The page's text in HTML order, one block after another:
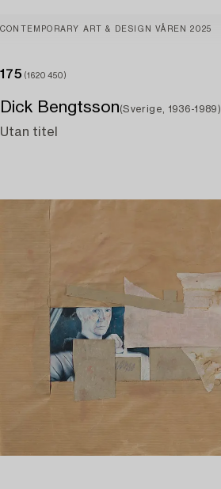
CONTEMPORARY ART & DESIGN VÅREN 2025
175 (1620450)
Dick Bengtsson(Sverige, 1936-1989)
Utan titel